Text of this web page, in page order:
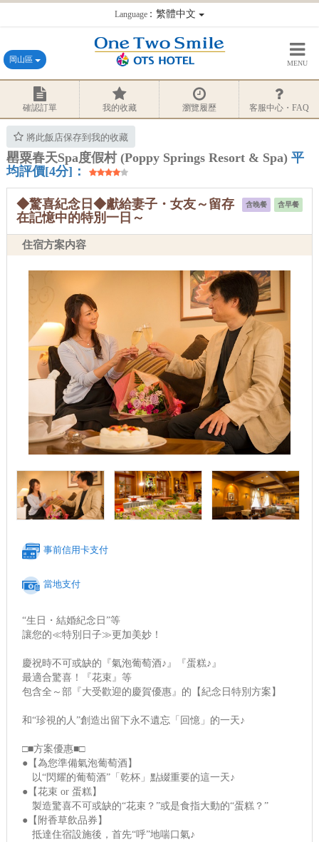
Language：繁體中文
岡山區 MENU
確認訂單 我的收藏 瀏覽履歷 客服中心・FAQ
將此飯店保存到我的收藏
罌粟春天Spa度假村 (Poppy Springs Resort & Spa) 平
均評價[4分]：
含早餐
含晚餐
◆驚喜紀念日◆獻給妻子・女友～留存
在記憶中的特別一日～
住宿方案内容
事前信用卡支付
當地支付
“生日・結婚紀念日”等
讓您的≪特別日子≫更加美妙！
慶祝時不可或缺的『氣泡葡萄酒♪』『蛋糕♪』
最適合驚喜！『花束』等
包含全～部『大受歡迎的慶賀優惠』的【紀念日特別方案】
和“珍視的人”創造出留下永不遺忘「回憶」的一天♪
□■方案優惠■□
●【為您準備氣泡葡萄酒】
以“閃耀的葡萄酒”「乾杯」點綴重要的這一天♪
●【花束 or 蛋糕】
製造驚喜不可或缺的“花束？”或是食指大動的“蛋糕？”
●【附香草飲品券】
抵達住宿設施後，首先“呼”地喘口氣♪